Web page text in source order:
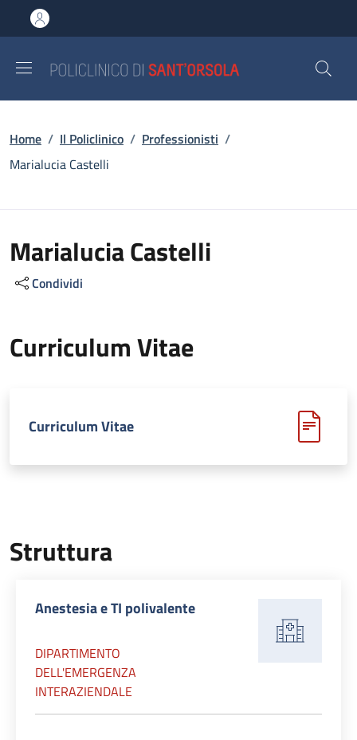
al contenuto principale
to footer content
Briciole di pane
Home / Il Policlinico / Professionisti /
Marialucia Castelli
Marialucia Castelli
Condividi
Curriculum Vitae
Curriculum Vitae
Struttura
Anestesia e TI polivalente
DIPARTIMENTO
DELL'EMERGENZA
INTERAZIENDALE